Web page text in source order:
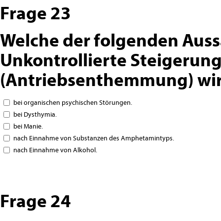
Frage 23
Welche der folgenden
Unkontrollierte
(Antriebsenthemmung)
bei organischen psychischen Störungen.
bei Dysthymia.
bei Manie.
nach Einnahme von Substanzen des Amphetamintyps.
nach Einnahme von Alkohol.
Frage 24